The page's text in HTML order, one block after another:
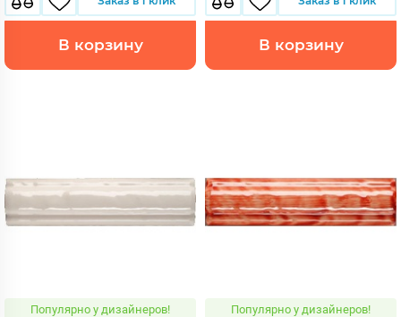
В корзину В корзину
Популярно у дизайнеров! Популярно у дизайнеров!